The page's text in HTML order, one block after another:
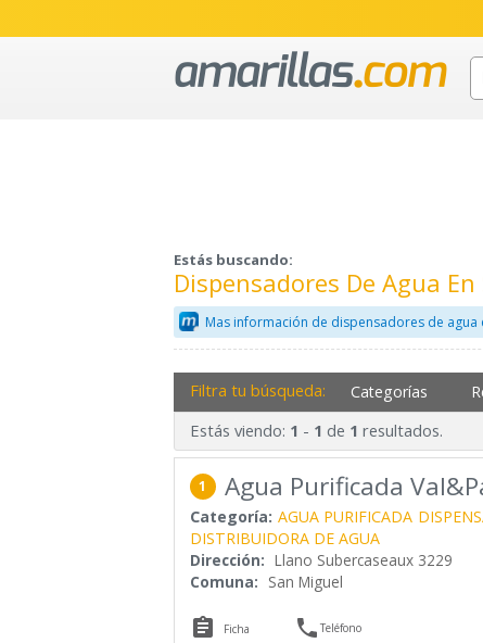
Estás buscando:
Dispensadores De Agua
Mas información de dispensadores de agua
Filtra tu búsqueda: Categorías
Estás viendo: 1 - 1 de 1 resultados.
1 Agua Purificada
Categoría: AGUA PURIFICADA
DISTRIBUIDORA DE AGUA
Dirección: Llano Subercaseaux 3229
Comuna: San Miguel
 Ficha Teléfono